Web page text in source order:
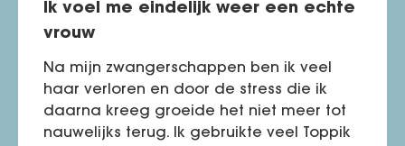
Ik voel me eindelijk weer een echte
vrouw
Na mijn zwangerschappen ben ik veel
haar verloren en door de stress die ik
daarna kreeg groeide het niet meer tot
nauwelijks terug. Ik gebruikte veel Toppik